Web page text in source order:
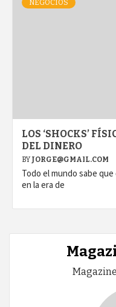
NEGOCIOS
LOS ‘SHOCKS’
DEL DINERO
BY JORGE@GMAIL.COM
Todo el mundo sabe
en la era de